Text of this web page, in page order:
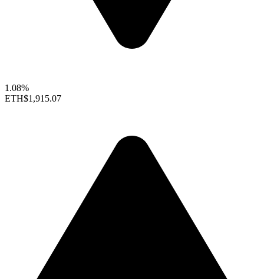
1.08%
ETH$1,915.07